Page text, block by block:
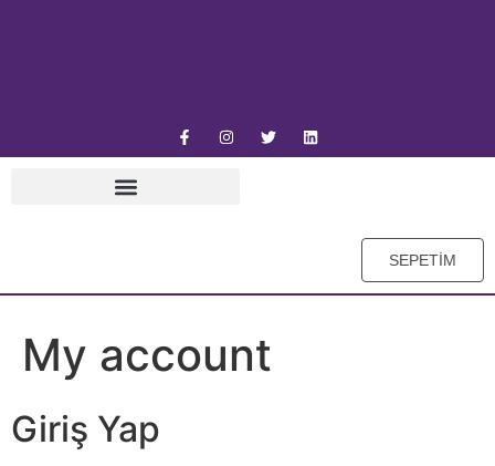
SEPETİM
My account
Giriş Yap